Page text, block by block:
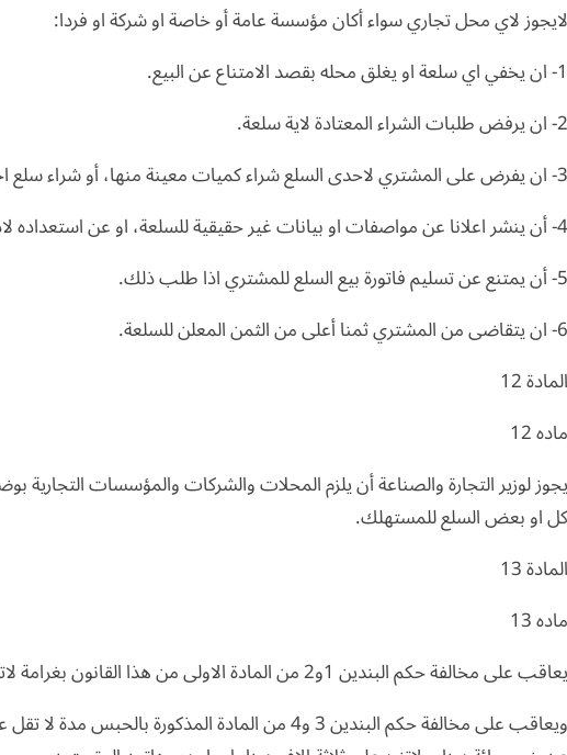
لايجوز لاي محل تجاري سواء أكان مؤسسة عامة أو خاصة او شركة او فردا:
1- ان يخفي اي سلعة او يغلق محله بقصد الامتناع عن البيع.
2- ان يرفض طلبات الشراء المعتادة لاية سلعة.
3- ان يفرض على المشتري لاحدى السلع شراء كميات معينة منها، أو شراء سلع اخرى معها.
4- أن ينشر اعلانا عن مواصفات او بيانات غير حقيقية للسلعة، او عن استعداده لاداء خدماتها دون ان يقوم بذلك.
5- أن يمتنع عن تسليم فاتورة بيع السلع للمشتري اذا طلب ذلك.
6- ان يتقاضى من المشتري ثمنا أعلى من الثمن المعلن للسلعة.
المادة 12
ماده 12
يجوز لوزير التجارة والصناعة أن يلزم المحلات والشركات والمؤسسات
كل او بعض السلع للمستهلك.
المادة 13
ماده 13
يعاقب على مخالفة حكم البندين 1و2 من المادة الاولى من هذا القانون بغرامة لاتقل عن مائة دينار ولاتزيد على مائتي دينار.
ويعاقب على مخالفة حكم البندين 3 و4 من المادة